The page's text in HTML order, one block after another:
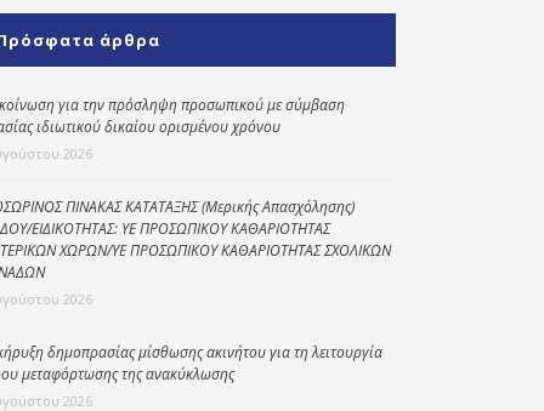
Κοινωνικό
παντοπωλείο
Kοινωνικό
φαρμακείο
Κέντρο Ημερήσιας
Φροντίδας
Ηλικιωμένων
(Κ.Η.Φ.Η.) Πρέβεζας
άρθρα
για την πρόσληψη προσωπικού με σύμβαση
ιδιωτικού δικαίου ορισμένου χρόνου
2026
ΠΙΝΑΚΑΣ ΚΑΤΑΤΑΞΗΣ (Μερικής Απασχόλησης)
ΕΙΔΙΚΟΤΗΤΑΣ: ΥΕ ΠΡΟΣΩΠΙΚΟΥ ΚΑΘΑΡΙΟΤΗΤΑΣ
ΧΩΡΩΝ/ΥΕ ΠΡΟΣΩΠΙΚΟΥ ΚΑΘΑΡΙΟΤΗΤΑΣ ΣΧΟΛΙΚΩΝ
2026
δημοπρασίας μίσθωσης ακινήτου για τη λειτουργία
μεταφόρτωσης της ανακύκλωσης
2026